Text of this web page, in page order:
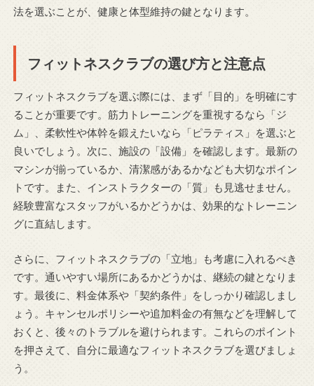
法を選ぶことが、健康と体型維持の鍵となります。
フィットネスクラブの選び方と注意点
フィットネスクラブを選ぶ際には、まず「目的」を明確にす
ることが重要です。筋力トレーニングを重視するなら「ジ
ム」、柔軟性や体幹を鍛えたいなら「ピラティス」を選ぶと
良いでしょう。次に、施設の「設備」を確認します。最新の
マシンが揃っているか、清潔感があるかなども大切なポイン
トです。また、インストラクターの「質」も見逃せません。
経験豊富なスタッフがいるかどうかは、効果的なトレーニン
グに直結します。
さらに、フィットネスクラブの「立地」も考慮に入れるべき
です。通いやすい場所にあるかどうかは、継続の鍵となりま
す。最後に、料金体系や「契約条件」をしっかり確認しまし
ょう。キャンセルポリシーや追加料金の有無などを理解して
おくと、後々のトラブルを避けられます。これらのポイント
を押さえて、自分に最適なフィットネスクラブを選びましょ
う。